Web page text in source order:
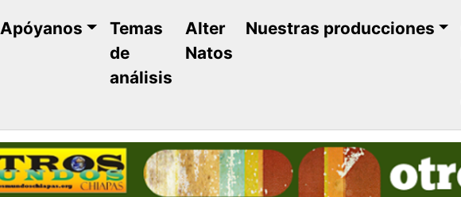
Apóyanos
Temas
de
análisis
Alter
Natos
Nuestras producciones